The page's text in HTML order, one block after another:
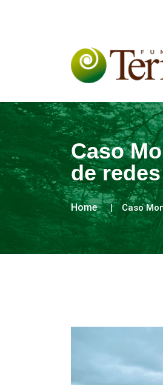
Caso
de redes
Home Caso